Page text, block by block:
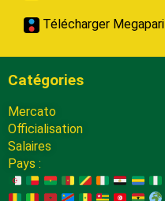
Télécharger Megapari
Catégories
Mercato
Officialisation
Salaires
Pays :